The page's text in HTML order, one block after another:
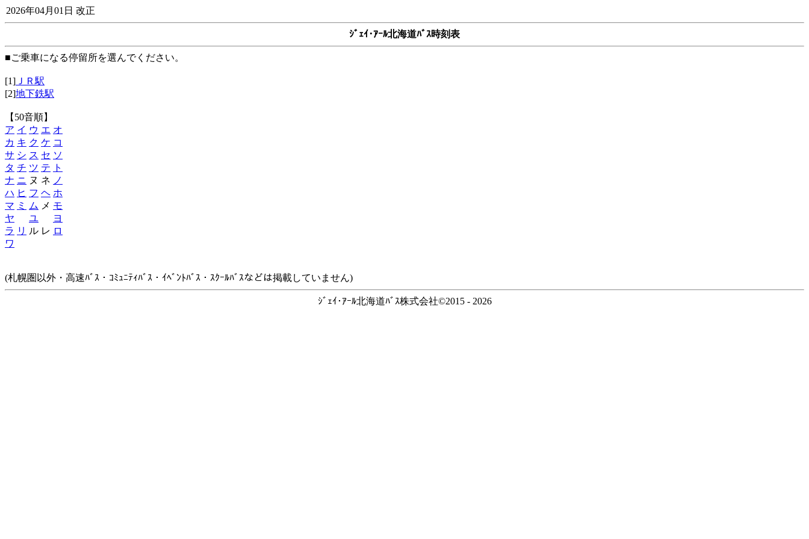
2026年04月01日 改正
ｼﾞｪｲ･ｱｰﾙ北海道ﾊﾞｽ時刻表
■ご乗車になる停留所を選んでください。
[1] ＪＲ駅
[2]地下鉄駅
【50音順】
ア イ ウ エ オ
カ キ ク ケ コ
サ シ ス セ ソ
タ チ ツ テ
ト
ナ ニ ヌ ネ ノ
ハ ヒ フ ヘ ホ
マ ミ ム メ モ
ヤ
ユ
ヨ
ラ リ ル レ ロ
ワ
(札幌圏以外・高速ﾊﾞｽ・ｺﾐｭﾆﾃｨﾊﾞｽ・ｲﾍﾞﾝﾄﾊﾞｽ・ｽｸｰﾙﾊﾞｽなどは掲載していません)
ｼﾞｪｲ･ｱｰﾙ北海道ﾊﾞｽ株式会社©2015 - 2026